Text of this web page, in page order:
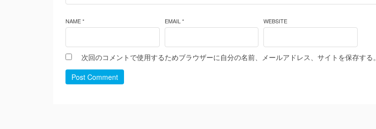
NAME * EMAIL * WEBSITE
次回のコメントで使用するためブラウザーに自分の名前、メールアドレス、サイトを保存する。
Post Comment